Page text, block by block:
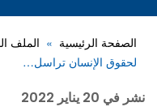
الصفحة الرئيسية الملف
لحقوق الإنسان تراسل…
نشر في 20 يناير 2022